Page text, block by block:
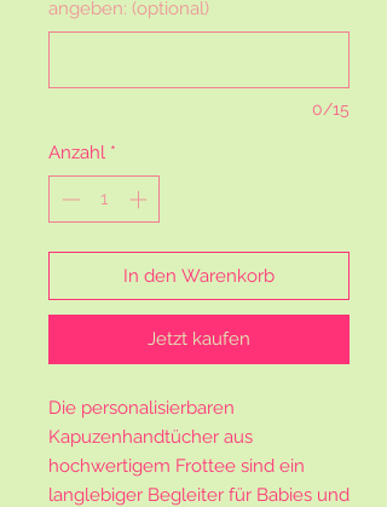
angeben: (optional)
0/15
Anzahl *
In den Warenkorb
Jetzt kaufen
Die personalisierbaren
Kapuzenhandtücher aus
hochwertigem Frottee sind ein
langlebiger Begleiter für Babies und